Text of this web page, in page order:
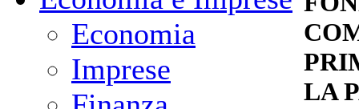
Economia
Imprese
LA